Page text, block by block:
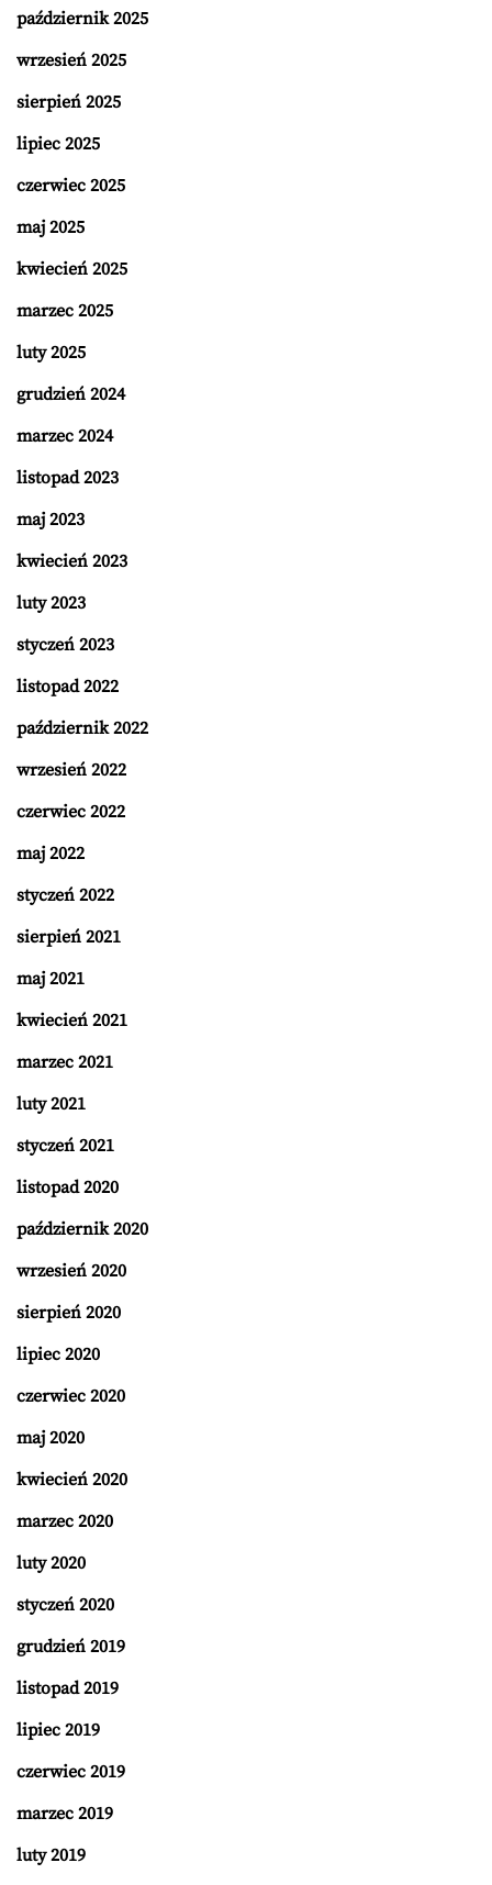
październik 2025
wrzesień 2025
sierpień 2025
lipiec 2025
czerwiec 2025
maj 2025
kwiecień 2025
marzec 2025
luty 2025
grudzień 2024
marzec 2024
listopad 2023
maj 2023
kwiecień 2023
luty 2023
styczeń 2023
listopad 2022
październik 2022
wrzesień 2022
czerwiec 2022
maj 2022
styczeń 2022
sierpień 2021
maj 2021
kwiecień 2021
marzec 2021
luty 2021
styczeń 2021
listopad 2020
październik 2020
wrzesień 2020
sierpień 2020
lipiec 2020
czerwiec 2020
maj 2020
kwiecień 2020
marzec 2020
luty 2020
styczeń 2020
grudzień 2019
listopad 2019
lipiec 2019
czerwiec 2019
marzec 2019
luty 2019